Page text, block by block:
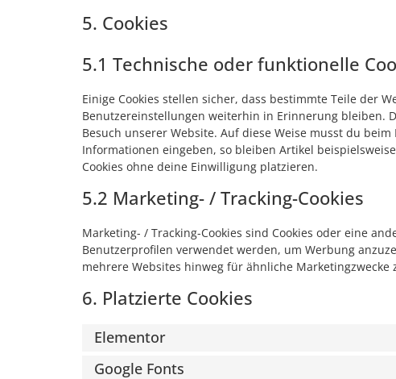
5. Cookies
5.1 Technische oder funktionelle
Einige Cookies stellen sicher, dass bestimmte Teile der
Benutzereinstellungen weiterhin in Erinnerung bleiben.
Besuch unserer Website. Auf diese Weise musst du
Informationen eingeben, so bleiben Artikel
Cookies ohne deine Einwilligung platzieren.
5.2 Marketing- / Tracking-Cookies
Marketing- / Tracking-Cookies sind Cookies oder eine
Benutzerprofilen verwendet werden, um Werbung
mehrere Websites hinweg für ähnliche Marketingzwecke
6. Platzierte Cookies
Elementor
Google Fonts